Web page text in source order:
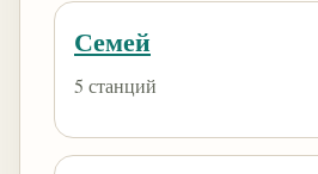
Семей
5 станций